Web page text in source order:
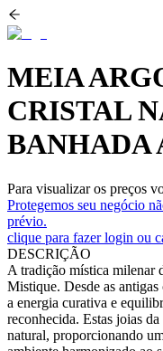
MEIA
CRISTAL
BANHADA
Para visualizar os preços
Protegemos seu negócio
prévio.
clique para fazer login ou
DESCRIÇÃO
A tradição mística milenar
Mistique. Desde as
a energia curativa e
reconhecida. Estas joias
natural, proporcionando